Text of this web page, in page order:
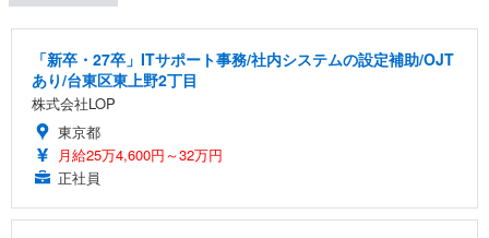
「新卒・27卒」ITサポート事務/社内システムの設定補助/OJT
あり/台東区東上野2丁目
株式会社LOP
東京都
月給25万4,600円～32万円
正社員